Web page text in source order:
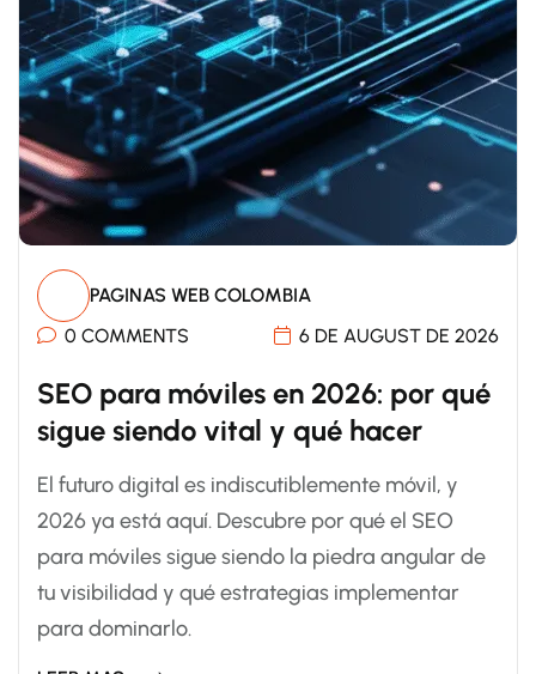
PAGINAS WEB COLOMBIA
0 COMMENTS
6 DE AUGUST DE 2026
SEO para móviles en 2026: por qué
sigue siendo vital y qué hacer
El futuro digital es indiscutiblemente móvil, y
2026 ya está aquí. Descubre por qué el SEO
para móviles sigue siendo la piedra angular de
tu visibilidad y qué estrategias implementar
para dominarlo.